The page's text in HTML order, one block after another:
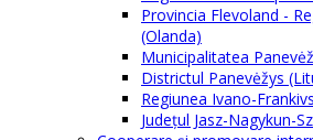
Provincia Flevoland -
(Olanda)
Municipalitatea
Districtul Panevėžys
Regiunea Ivano-
Judeţul Jasz-Nagykun-